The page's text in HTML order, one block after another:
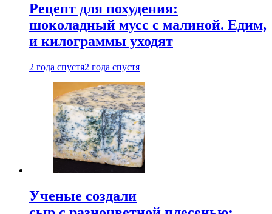
Рецепт для похудения:
шоколадный мусс с малиной. Едим,
и килограммы уходят
2 года спустя2 года спустя
Ученые создали